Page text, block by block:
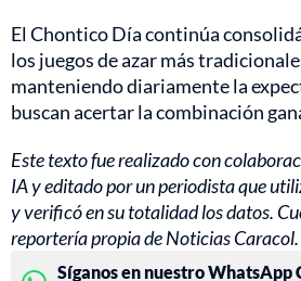
El Chontico Día continúa
los juegos de azar más
manteniendo diariamente la
buscan acertar la combinación
Este texto fue realizado con
IA y editado por un periodista que
y verificó en su totalidad los datos.
reportería propia de Noticias Caracol.
Síganos en nuestro